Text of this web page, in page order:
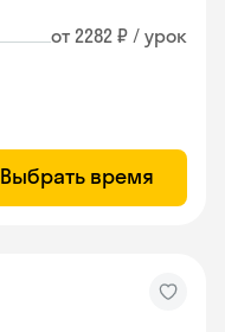
от 2282 ₽ / урок
Выбрать время